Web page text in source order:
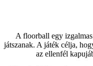
A floorball egy
játszanak. A játék célja,
az ellenfél